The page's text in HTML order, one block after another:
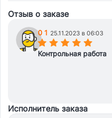
Отзыв о заказе
0 1 25.11.2023 в 06:03
(*)(*)(*)(*)(*)
Контрольная работа
Исполнитель заказа